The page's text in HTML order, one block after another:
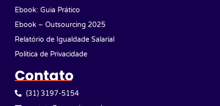
Ebook: Guia Prático
Ebook – Outsourcing 2025
Relatório de Igualdade Salarial
Política de Privacidade
Contato
(31) 3197-5154